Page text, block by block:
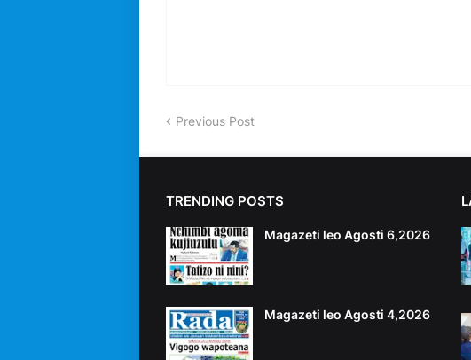
Previous Post
TRENDING POSTS
Magazeti leo Agosti 6,2026
Magazeti leo Agosti 4,2026